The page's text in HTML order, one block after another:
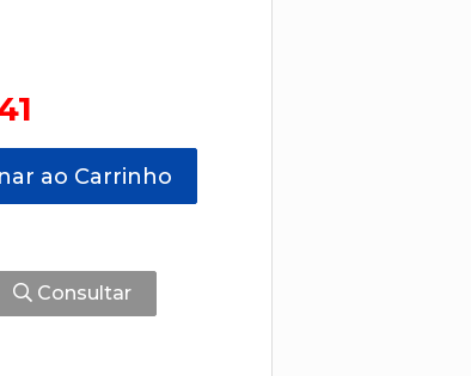
ao Carrinho
Consultar